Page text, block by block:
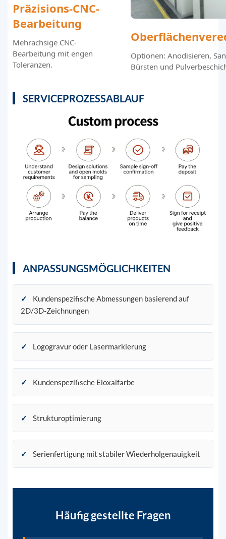
Präzisions-CNC-
Bearbeitung
Mehrachsige CNC-
Bearbeitung mit engen
Toleranzen.
Optionen: Anodisieren,
Bürsten und
SERVICEPROZESSABLAUF
ANPASSUNGSMÖGLICHKEITEN
✓
Kundenspezifische Abmessungen basierend auf
2D/3D-Zeichnungen
✓ Logogravur oder Lasermarkierung
✓ Kundenspezifische Eloxalfarbe
✓ Strukturoptimierung
✓ Serienfertigung mit stabiler Wiederholgenauigkeit
Häufig gestellte Fragen